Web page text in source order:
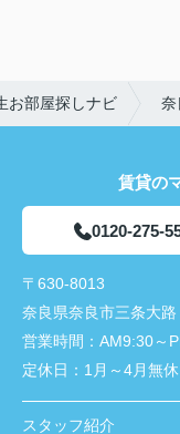
お部屋探しナビ 奈
賃貸の
0120-275-
〒630-8013
奈良県奈良市三条大
営業時間： AM9:30～
定休日： 1月～4月無
スタッフ紹介